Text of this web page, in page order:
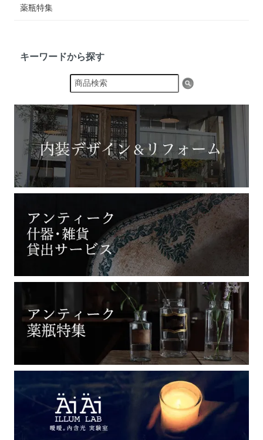
薬瓶特集
キーワードから探す